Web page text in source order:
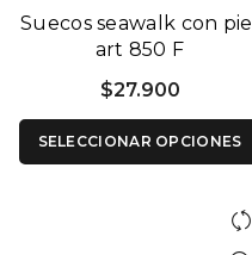
Suecos seawalk con piel
art 850 F
$27.900
SELECCIONAR OPCIONES